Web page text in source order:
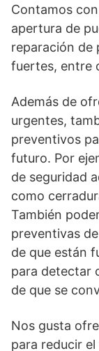
Contamos
apertura de
reparación de
fuertes, entre
Además de
urgentes,
preventivos
futuro. Por
de seguridad
como
También
preventivas
de que están
para detectar
de que se
Nos gusta
para reducir